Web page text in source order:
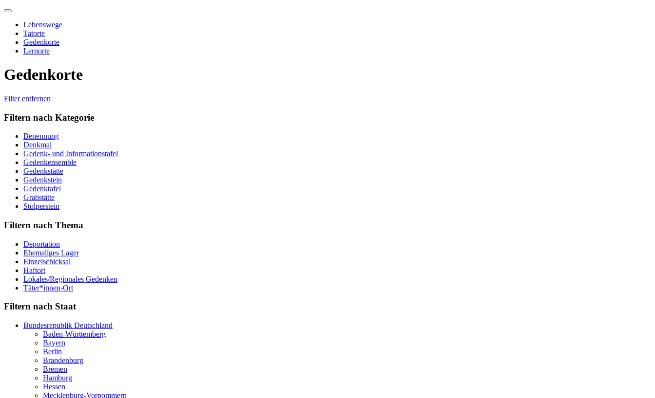
Skip
contentLebenswege
Tatorte
Gedenkorte
Lernorte
Gedenkorte
Filter entfernen
Filtern nach Kategorie
Benennung
Denkmal
Gedenk- und Informationstafel
Gedenkensemble
Gedenkstätte
Gedenkstein
Gedenktafel
Grabstätte
Stolperstein
Filtern nach Thema
Deportation
Ehemaliges Lager
Einzelschicksal
Haftort
Lokales/Regionales Gedenken
Täter*innen-Ort
Filtern nach Staat
Bundesrepublik Deutschland
Baden-Württemberg
Bayern
Berlin
Brandenburg
Bremen
Hamburg
Hessen
Mecklenburg-Vorpommern